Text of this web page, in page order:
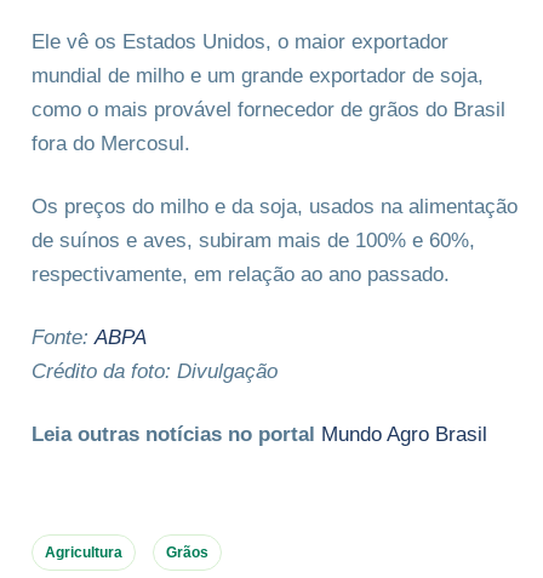
Ele vê os Estados Unidos, o maior exportador
mundial de milho e um grande exportador de soja,
como o mais provável fornecedor de grãos do Brasil
fora do Mercosul.
Os preços do milho e da soja, usados ​​na alimentação
de suínos e aves, subiram mais de 100% e 60%,
respectivamente, em relação ao ano passado.
Fonte: ABPA
Crédito da foto: Divulgação
Leia outras notícias no portal Mundo Agro Brasil
Agricultura Grãos